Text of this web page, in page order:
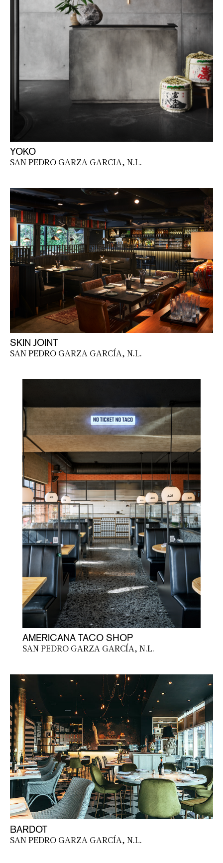
YOKO
SAN PEDRO GARZA GARCIA, N.L.
SKIN JOINT
SAN PEDRO GARZA GARCÍA, N.L.
AMERICANA TACO SHOP
SAN PEDRO GARZA GARCÍA, N.L.
BARDOT
SAN PEDRO GARZA GARCÍA, N.L.